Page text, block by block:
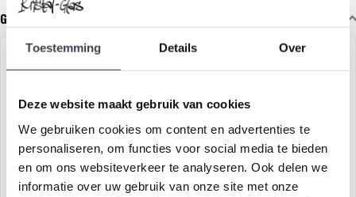
Toestemming Details Over
Deze website maakt gebruik van cookies
We gebruiken cookies om content en advertenties te
personaliseren, om functies voor social media te bieden
en om ons websiteverkeer te analyseren. Ook delen we
informatie over uw gebruik van onze site met onze
Gerelateerde glaskunst